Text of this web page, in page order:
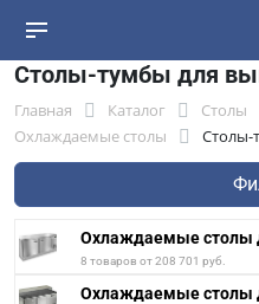
Столы-тумбы для
Главная Каталог Столы
Охлаждаемые столы
Столы-
Охлаждаемые столы
8 товаров от 208 701 руб.
Охлаждаемые столы